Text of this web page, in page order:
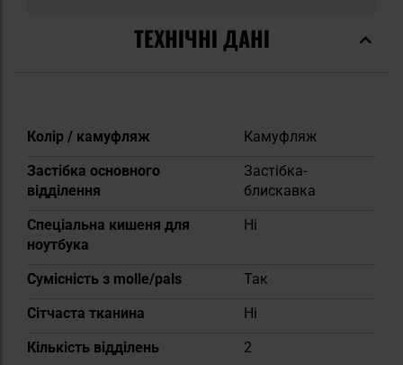
ТЕХНІЧНІ ДАНІ
Докладніше
Колір / камуфляж
Камуфляж
Застібка основного
відділення
Застібка-
блискавка
Спеціальна кишеня для
ноутбука
Ні
Сумісність з molle/pals
Так
Сітчаста тканина
Ні
Кількість відділень
2